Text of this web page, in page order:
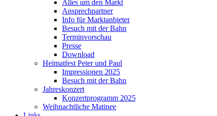
Alles um den Markt
Ansprechpartner
Info für Marktanbieter
Besuch mit der Bahn
Terminvorschau
Presse
Download
Heimatfest Peter und Paul
Impressionen 2025
Besuch mit der Bahn
Jahreskonzert
Konzertprogramm 2025
Weihnachtliche Matinee